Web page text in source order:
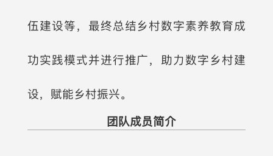
伍建设等，最终总结乡村数字素养教育成
功实践模式并进行推广，助力数字乡村建
设，赋能乡村振兴。
团队成员简介